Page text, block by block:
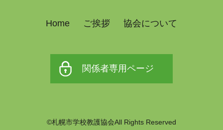
Home ご挨拶 協会について
関係者専用ページ
©札幌市学校教護協会All Rights Reserved